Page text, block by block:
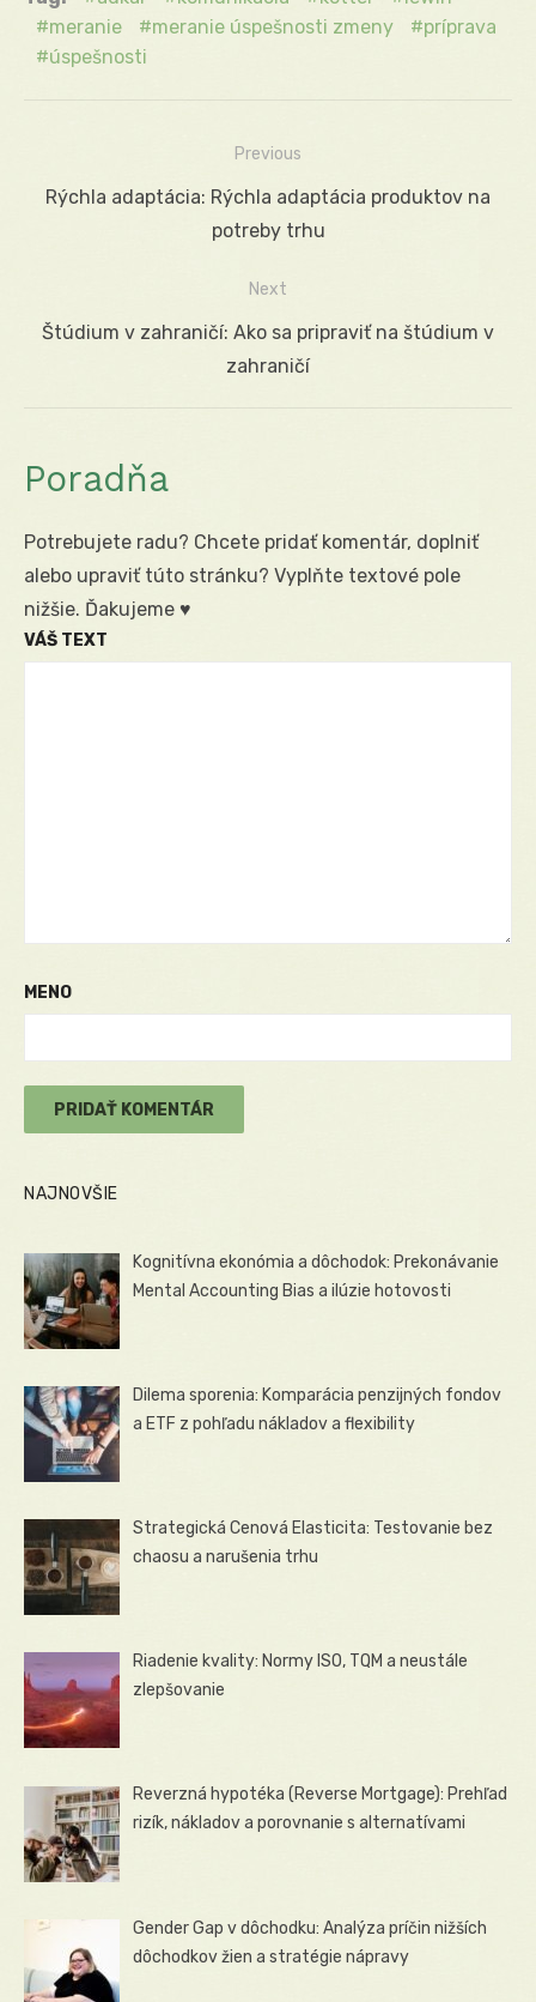
meranie
meranie úspešnosti zmeny
príprava
úspešnosti
Navigácia
Previous
Previous
Rýchla adaptácia: Rýchla adaptácia produktov na
potreby trhu
Next
Next
Štúdium v zahraničí: Ako sa pripraviť na štúdium v
zahraničí
Poradňa
Potrebujete radu? Chcete pridať komentár, doplniť
alebo upraviť túto stránku? Vyplňte textové pole
nižšie. Ďakujeme ♥
VÁŠ TEXT
MENO
NAJNOVŠIE
Kognitívna ekonómia a dôchodok: Prekonávanie
Mental Accounting Bias a ilúzie hotovosti
Dilema sporenia: Komparácia penzijných fondov
a ETF z pohľadu nákladov a flexibility
Strategická Cenová Elasticita: Testovanie bez
chaosu a narušenia trhu
Riadenie kvality: Normy ISO, TQM a neustále
zlepšovanie
Reverzná hypotéka (Reverse Mortgage): Prehľad
rizík, nákladov a porovnanie s alternatívami
Gender Gap v dôchodku: Analýza príčin nižších
dôchodkov žien a stratégie nápravy